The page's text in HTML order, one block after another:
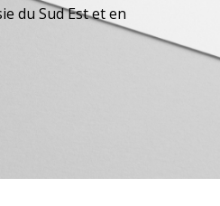
du Sud Est et en